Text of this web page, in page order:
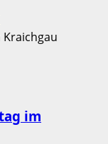
im